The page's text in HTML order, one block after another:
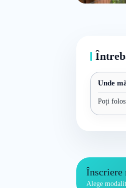
Unde
Poți
Înscriere
Alege